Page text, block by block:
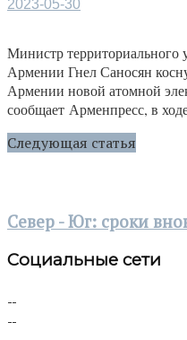
2023-05-30
Министр территориального
Армении Гнел Саносян
Армении новой атомной
сообщает Арменпресс, в
Следующая статья
Север - Юг: сроки
Социальные сети